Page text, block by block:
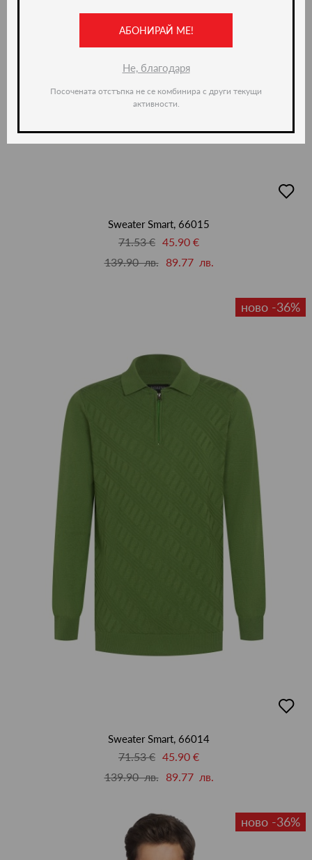
в
Sweater Smart, 66015
71.53 € 45.90 €
139.90 лв.
89.77 лв.
ново -36%
в
Sweater Smart, 66014
71.53 € 45.90 €
139.90 лв.
89.77 лв.
ново -36%
АБОНИРАЙ МЕ!
Не, благодаря
Посочената отстъпка не се комбинира с други текущи
активности.